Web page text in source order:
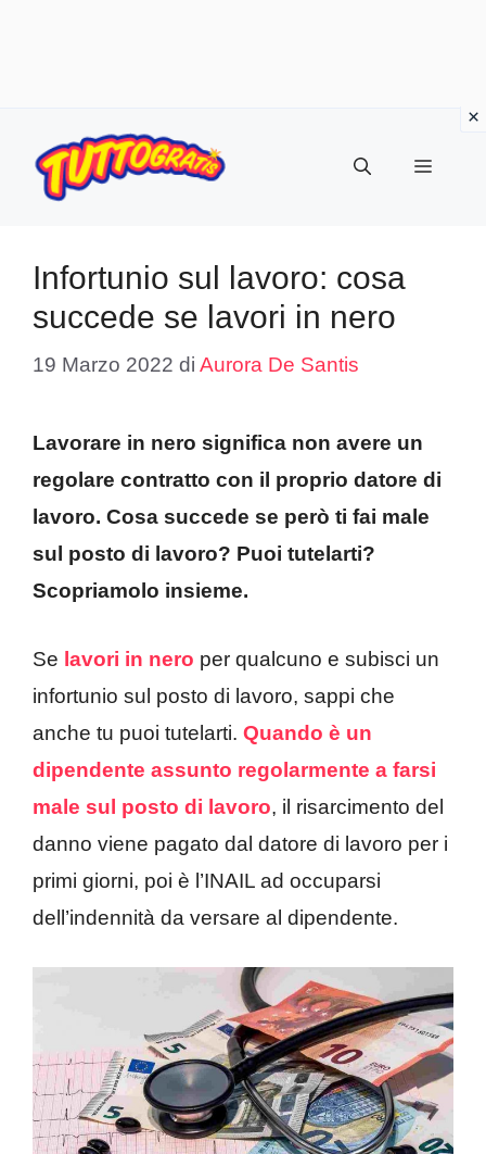
contenuto
Menu
Infortunio sul lavoro: cosa
succede se lavori in nero
19 Marzo 2022 di Aurora De Santis
Lavorare in nero significa non avere un
regolare contratto con il proprio datore di
lavoro. Cosa succede se però ti fai male
sul posto di lavoro? Puoi tutelarti?
Scopriamolo insieme.
Se lavori in nero per qualcuno e subisci un
infortunio sul posto di lavoro, sappi che
anche tu puoi tutelarti. Quando è un
dipendente assunto regolarmente a farsi
male sul posto di lavoro, il risarcimento del
danno viene pagato dal datore di lavoro per i
primi giorni, poi è l’INAIL ad occuparsi
dell’indennità da versare al dipendente.